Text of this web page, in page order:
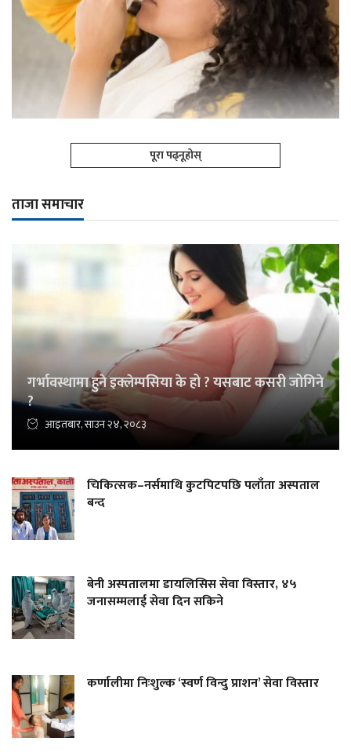
पूरा पढ्नूहोस्
ताजा समाचार
गर्भावस्थामा हुने इक्लेम्पसिया के हो ? यसबाट कसरी जोगिने
?
आइतबार, साउन २४, २०८३
चिकित्सक–नर्समाथि कुटपिटपछि पलाँता अस्पताल
बन्द
बेनी अस्पतालमा डायलिसिस सेवा विस्तार, ४५
जनासम्मलाई सेवा दिन सकिने
कर्णालीमा निःशुल्क ‘स्वर्ण विन्दु प्राशन’ सेवा विस्तार